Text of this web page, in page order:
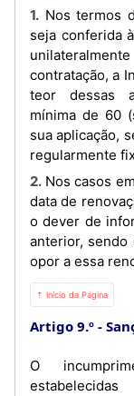
1. Nos termos do contrato de depósito, sempre que
seja conferida
contratação, a
teor dessas
mínima de 60
sua aplicação,
regularmente
2. Nos casos em que as condições sejam alteradas na
data de
o dever de
anterior, sendo
opor a essa
⇡ Início da Página
Artigo 9.º
O